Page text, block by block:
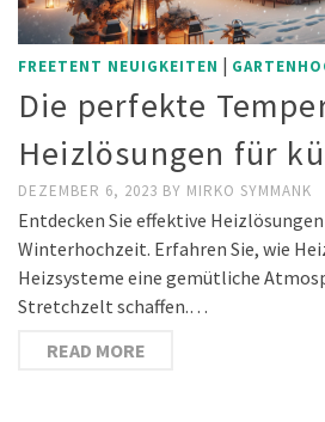
FREETENT NEUIGKEITEN |
Die perfekte
Heizlösungen für
DEZEMBER 6, 2023 BY MIRKO SYMMANK
Entdecken Sie effektive
Winterhochzeit. Erfahren Sie, wie
Heizsysteme eine gemütliche
Stretchzelt schaffen.…
READ MORE